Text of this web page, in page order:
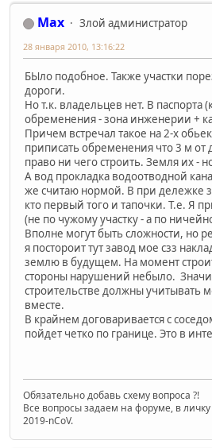
Max
Злой администратор
28 января 2010, 13:16:22
БЫло подобное. Также участки
дороги.
Но т.к. владельцев нет. В паспорта
обременения - зона инженерии +
Причем встречал такое на 2-х
приписать обременения что 3 м
право ни чего строить. Земля их -
А вод прокладка водоотводной
же считаю нормой. В при дележке
кто первый того и тапочки. Т.е. Я
(не по чужому участку - а по
Вполне могут быть сложности, но
я постороит тут завод мое сзз
землю в будущем. На момент
стороны нарушений небыло.
строительстве должны учитывать
вместе.
В крайнем договаривается с
пойдет четко по границе. Это в
Обязательно добавь схему вопроса ?!
Все вопросы задаем на форуме, в
2019-nCoV.